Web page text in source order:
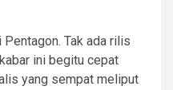
Tak ada rilis
ini begitu cepat
yang sempat meliput